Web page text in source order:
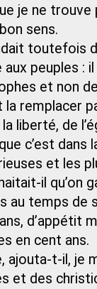
je ne
sens.
toutefois
aux peuples :
et non
la remplacer
liberté, de
c’est dans
et les
il qu’on
au temps de
d’appétit
en cent ans.
ajouta-t-il, je
et des